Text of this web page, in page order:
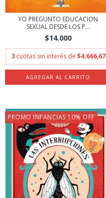
YO PREGUNTO EDUCACION
SEXUAL DESDE LOS P...
$14.000
3 cuotas sin interés de $4.666,67
PROMO INFANCIAS 10% OFF